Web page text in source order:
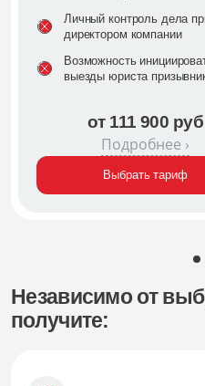
Личный контроль дела
директором компании
Возможность
выезды юриста
от 111 900 руб
Подробнее ›
Выбрать тариф
Независимо от
получите: